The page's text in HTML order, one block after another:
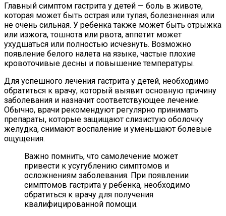
Главный симптом гастрита у детей — боль в животе,
которая может быть острая или тупая, болезненная или
не очень сильная. У ребенка также может быть отрыжка
или изжога, тошнота или рвота, аппетит может
ухудшаться или полностью исчезнуть. Возможно
появление белого налета на языке, частые плохие
кровоточивые десны и повышение температуры.
Для успешного лечения гастрита у детей, необходимо
обратиться к врачу, который выявит основную причину
заболевания и назначит соответствующее лечение.
Обычно, врачи рекомендуют регулярно принимать
препараты, которые защищают слизистую оболочку
желудка, снимают воспаление и уменьшают болевые
ощущения.
Важно помнить, что самолечение может
привести к усугублению симптомов и
осложнениям заболевания. При появлении
симптомов гастрита у ребенка, необходимо
обратиться к врачу для получения
квалифицированной помощи.